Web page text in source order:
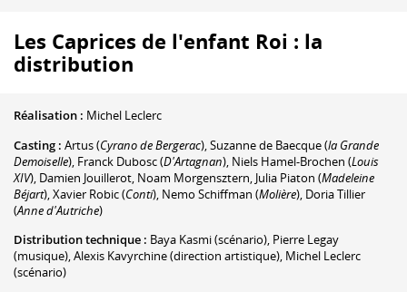
Les Caprices de l'enfant Roi : la
distribution
Réalisation : Michel Leclerc
Casting : Artus(Cyrano de Bergerac) Suzanne de Baecque(la Grande
Demoiselle) Franck Dubosc(D'Artagnan) Niels Hamel-Brochen (Louis
XIV) Damien Jouillerot Noam Morgensztern Julia Piaton (Madeleine
Béjart) Xavier Robic(Conti) Nemo Schiffman (Molière) Doria Tillier
(Anne d'Autriche)
Distribution technique : Baya Kasmi(scénario), Pierre Legay
(musique),Alexis Kavyrchine(direction artistique), Michel Leclerc
(scénario)